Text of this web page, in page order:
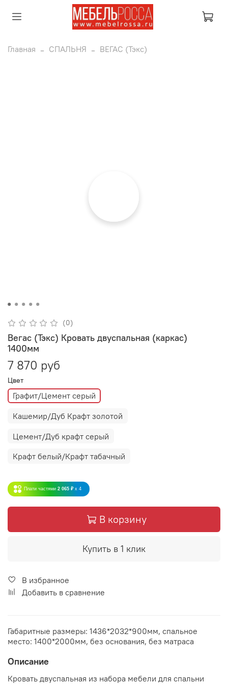
Главная СПАЛЬНЯ ВЕГАС (Тэкс)
(0)
Вегас (Тэкс) Кровать двуспальная (каркас)
1400мм
7 870 руб
Цвет
Графит/Цемент серый
Кашемир/Дуб Крафт золотой
Цемент/Дуб крафт серый
Крафт белый/Крафт табачный
Плати частями 2 065 ₽ x 4
В корзину
Купить в 1 клик
В избранное
Добавить в сравнение
Габаритные размеры: 1436*2032*900мм, спальное
место: 1400*2000мм, без основания, без матраса
Описание
Кровать двуспальная из набора мебели для спальни